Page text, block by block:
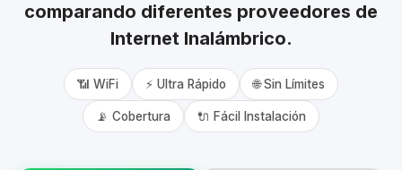
comparando diferentes proveedores de
Internet Inalámbrico.
📶 WiFi ⚡ Ultra Rápido 🌐 Sin Límites
📡 Cobertura 🔌 Fácil Instalación